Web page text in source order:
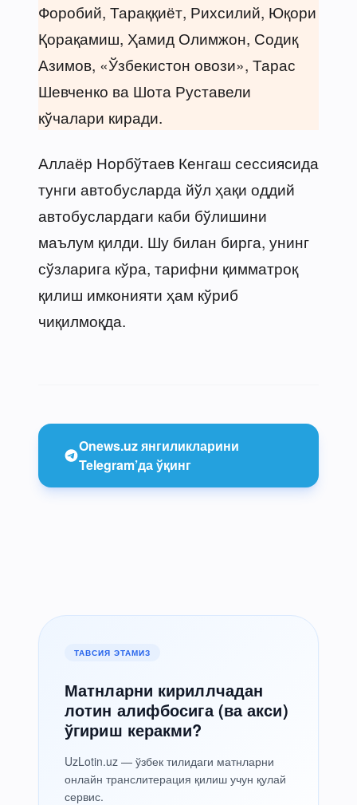
Форобий, Тараққиёт, Рихсилий, Юқори
Қорақамиш, Ҳамид Олимжон, Содиқ
Азимов, «Ўзбекистон овози», Тарас
Шевченко ва Шота Руставели
кўчалари киради.
Аллаёр Норбўтаев Кенгаш сессиясида
тунги автобусларда йўл ҳақи оддий
автобуслардаги каби бўлишини
маълум қилди. Шу билан бирга, унинг
сўзларига кўра, тарифни қимматроқ
қилиш имконияти ҳам кўриб
чиқилмоқда.
Onews.uz янгиликларини
Telegram’да ўқинг
ТАВСИЯ ЭТАМИЗ
Матнларни кириллчадан
лотин алифбосига (ва акси)
ўгириш керакми?
UzLotin.uz — ўзбек тилидаги матнларни
онлайн транслитерация қилиш учун қулай
сервис.